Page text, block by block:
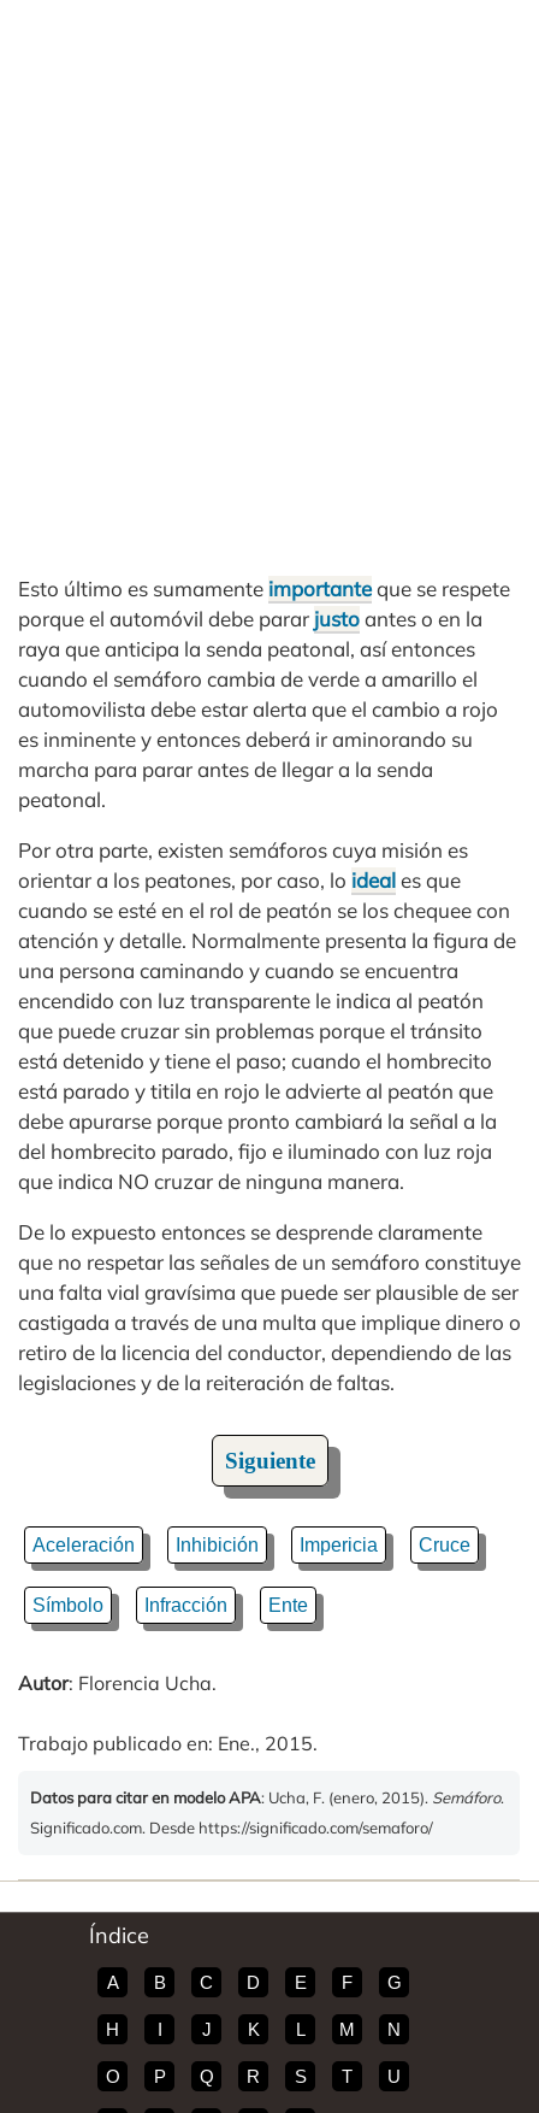
Esto último es sumamente importanteque se respete
porque el automóvil debe parar justoantes o en la
raya que anticipa la senda peatonal, así entonces
cuando el semáforo cambia de verde a amarillo el
automovilista debe estar alerta que el cambio a rojo
es inminente y entonces deberá ir aminorando su
marcha para parar antes de llegar a la senda
peatonal.
Por otra parte, existen semáforos cuya misión es
orientar a los peatones, por caso, lo ideales que
cuando se esté en el rol de peatón se los chequee con
atención y detalle. Normalmente presenta la figura de
una persona caminando y cuando se encuentra
encendido con luz transparente le indica al peatón
que puede cruzar sin problemas porque el tránsito
está detenido y tiene el paso; cuando el hombrecito
está parado y titila en rojo le advierte al peatón que
debe apurarse porque pronto cambiará la señal a la
del hombrecito parado, fijo e iluminado con luz roja
que indica NO cruzar de ninguna manera.
De lo expuesto entonces se desprende claramente
que no respetar las señales de un semáforo constituye
una falta vial gravísima que puede ser plausible de ser
castigada a través de una multa que implique dinero o
retiro de la licencia del conductor, dependiendo de las
legislaciones y de la reiteración de faltas.
Siguiente
Aceleración Inhibición Impericia Cruce
Símbolo Infracción Ente
Autor: Florencia Ucha.
Trabajo publicado en: Ene., 2015.
Datos para citar en modelo APA: Ucha, F. (enero, 2015). Semáforo.
Significado.com. Desde https://significado.com/semaforo/
Índice
A B C D E F G
H I J K L M N
O P Q R S T U